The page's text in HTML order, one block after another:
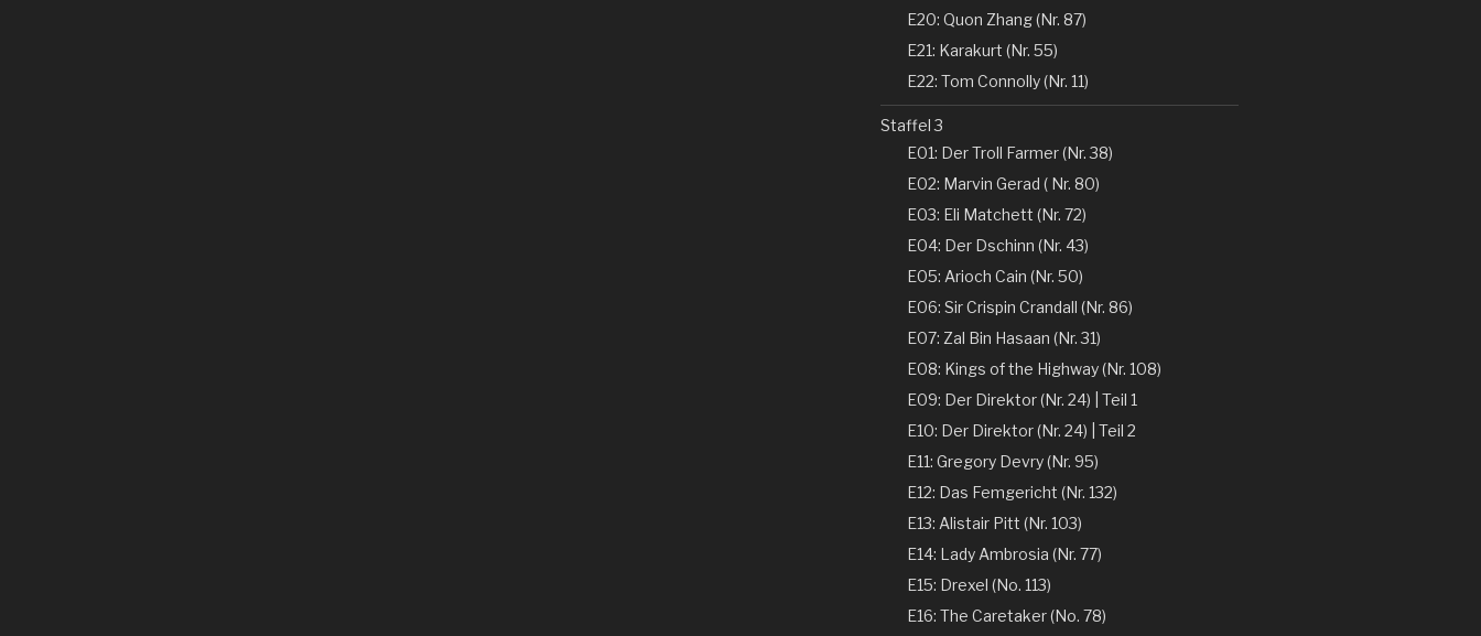
E20: Quon Zhang (Nr. 87)
E21: Karakurt (Nr. 55)
E22: Tom Connolly (Nr. 11)
Staffel 3
E01: Der Troll Farmer (Nr. 38)
E02: Marvin Gerad ( Nr. 80)
E03: Eli Matchett (Nr. 72)
E04: Der Dschinn (Nr. 43)
E05: Arioch Cain (Nr. 50)
E06: Sir Crispin Crandall (Nr. 86)
E07: Zal Bin Hasaan (Nr. 31)
E08: Kings of the Highway (Nr. 108)
E09: Der Direktor (Nr. 24) | Teil 1
E10: Der Direktor (Nr. 24) | Teil 2
E11: Gregory Devry (Nr. 95)
E12: Das Femgericht (Nr. 132)
E13: Alistair Pitt (Nr. 103)
E14: Lady Ambrosia (Nr. 77)
E15: Drexel (No. 113)
E16: The Caretaker (No. 78)